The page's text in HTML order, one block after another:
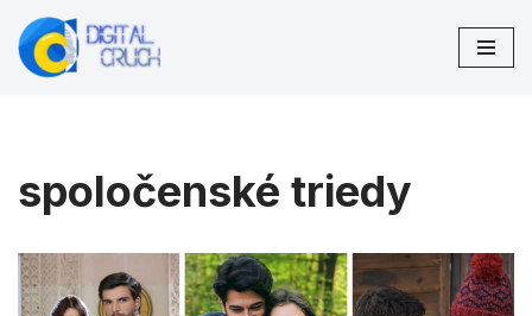
Preskočiť
spoločenské triedy